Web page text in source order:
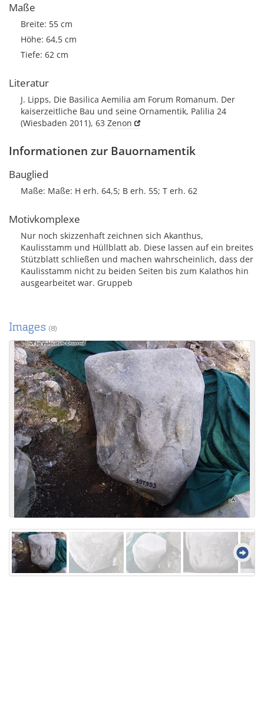
Maße
Breite: 55 cm
Höhe: 64,5 cm
Tiefe: 62 cm
Literatur
J. Lipps, Die Basilica Aemilia am Forum Romanum. Der
kaiserzeitliche Bau und seine Ornamentik, Palilia 24
(Wiesbaden 2011), 63 Zenon
Informationen zur Bauornamentik
Bauglied
Maße: Maße: H erh. 64,5; B erh. 55; T erh. 62
Motivkomplexe
Nur noch skizzenhaft zeichnen sich Akanthus,
Kaulisstamm und Hüllblatt ab. Diese lassen auf ein breites
Stützblatt schließen und machen wahrscheinlich, dass der
Kaulisstamm nicht zu beiden Seiten bis zum Kalathos hin
ausgearbeitet war. Gruppeb
Images (8)